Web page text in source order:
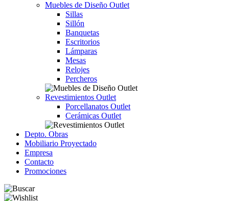
Muebles de Diseño Outlet
Sillas
Sillón
Banquetas
Escritorios
Lámparas
Mesas
Relojes
Percheros
Revestimientos Outlet
Porcellanatos Outlet
Cerámicas Outlet
Depto. Obras
Mobiliario Proyectado
Empresa
Contacto
Promociones